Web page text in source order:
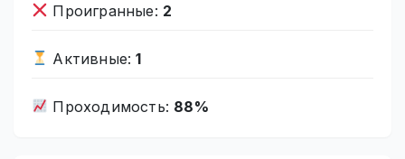
Проигранные: 2
Активные:1
Проходимость: 88%